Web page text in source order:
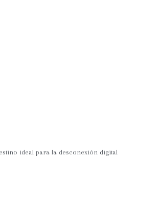
ideal para la desconexión digital